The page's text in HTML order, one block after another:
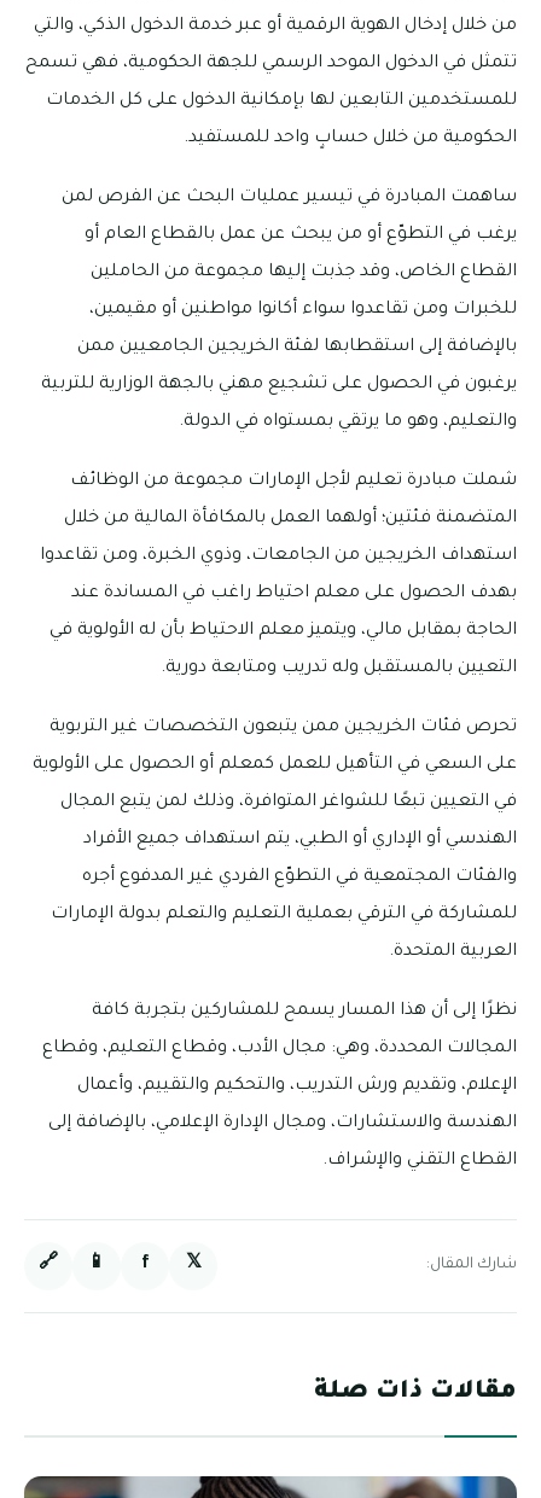
من خلال إدخال الهوية الرقمية أو عبر خدمة الدخول الذكي، والتي
تتمثل في الدخول الموحد الرسمي للجهة الحكومية، فهي تسمح
للمستخدمين التابعين لها بإمكانية الدخول على كل الخدمات
الحكومية من خلال حسابٍ واحد للمستفيد.
ساهمت المبادرة في تيسير عمليات البحث عن الفرص لمن
يرغب في التطوّع أو من يبحث عن عمل بالقطاع العام أو
القطاع الخاص، وقد جذبت إليها مجموعة من الحاملين
للخبرات ومن تقاعدوا سواء أكانوا مواطنين أو مقيمين،
بالإضافة إلى استقطابها لفئة الخريجين الجامعيين ممن
يرغبون في الحصول على تشجيع مهني بالجهة الوزارية للتربية
والتعليم، وهو ما يرتقي بمستواه في الدولة.
شملت مبادرة تعليم لأجل الإمارات مجموعة من الوظائف
المتضمنة فئتين؛ أولهما العمل بالمكافأة المالية من خلال
استهداف الخريجين من الجامعات، وذوي الخبرة، ومن تقاعدوا
بهدف الحصول على معلم احتياط راغب في المساندة عند
الحاجة بمقابل مالي، ويتميز معلم الاحتياط بأن له الأولوية في
التعيين بالمستقبل وله تدريب ومتابعة دورية.
تحرص فئات الخريجين ممن يتبعون التخصصات غير التربوية
على السعي في التأهيل للعمل كمعلم أو الحصول على الأولوية
في التعيين تبعًا للشواغر المتوافرة، وذلك لمن يتبع المجال
الهندسي أو الإداري أو الطبي، يتم استهداف جميع الأفراد
والفئات المجتمعية في التطوّع الفردي غير المدفوع أجره
للمشاركة في الترقي بعملية التعليم والتعلم بدولة الإمارات
العربية المتحدة.
نظرًا إلى أن هذا المسار يسمح للمشاركين بتجربة كافة
المجالات المحددة، وهي: مجال الأدب، وقطاع التعليم، وقطاع
الإعلام، وتقديم ورش التدريب، والتحكيم والتقييم، وأعمال
الهندسة والاستشارات، ومجال الإدارة الإعلامي، بالإضافة إلى
القطاع التقني والإشراف.
شارك المقال: 𝕏
f
📱
🔗
مقالات ذات صلة